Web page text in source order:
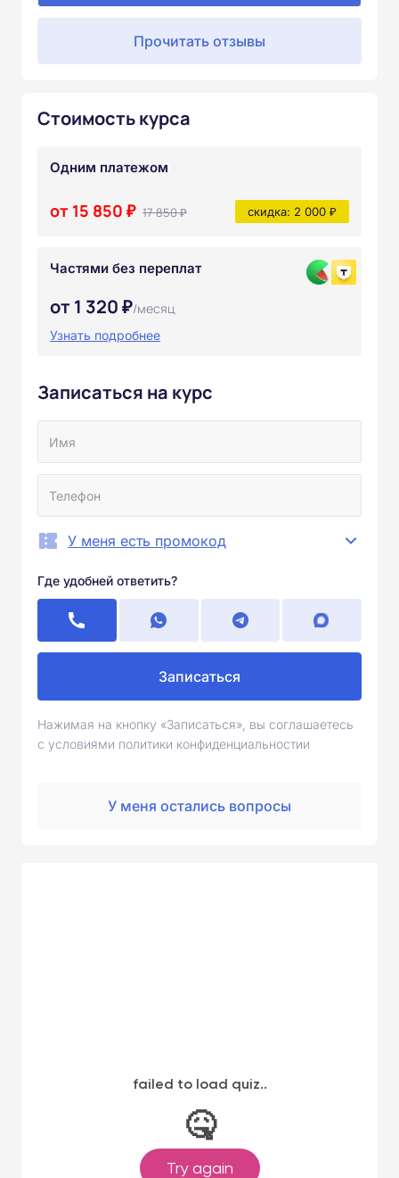
Прочитать отзывы
Стоимость курса
Одним платежом
от 15 850 ₽ 17 850 ₽ скидка: 2 000 ₽
Частями без переплат
от 1 320 ₽/месяц
Узнать подробнее
Записаться на курс
У меня есть промокод
Где удобней ответить?
Записаться
Нажимая на кнопку «Записаться», вы соглашаетесь
с условиями политики конфиденциальностии
У меня остались вопросы